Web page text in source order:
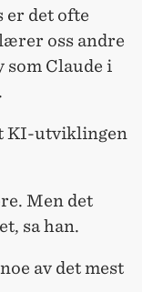
er det ofte
oss andre
Claude i
KI-utviklingen
Men det
sa han.
av det mest